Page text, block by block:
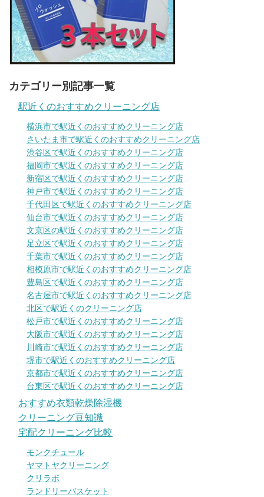
カテゴリー別記事一覧
駅近くのおすすめクリーニング店
横浜市で駅近くのおすすめクリーニング店
さいたま市で駅近くのおすすめクリーニング店
渋谷区で駅近くのおすすめクリーニング店
福岡市で駅近くのおすすめクリーニング店
新宿区で駅近くのおすすめクリーニング店
神戸市で駅近くのおすすめクリーニング店
千代田区で駅近くのおすすめクリーニング店
仙台市で駅近くのおすすめクリーニング店
文京区の駅近くのおすすめクリーニング店
足立区で駅近くのおすすめクリーニング店
千葉市で駅近くのおすすめクリーニング店
相模原市で駅近くのおすすめクリーニング店
豊島区で駅近くのおすすめクリーニング店
名古屋市で駅近くのおすすめクリーニング店
北区で駅近くのクリーニング店
松戸市で駅近くのおすすめクリーニング店
大阪市で駅近くのおすすめクリーニング店
川崎市で駅近くのおすすめクリーニング店
堺市で駅近くのおすすめクリーニング店
京都市で駅近くのおすすめクリーニング店
台東区で駅近くのおすすめクリーニング店
おすすめ衣類乾燥除湿機
クリーニング豆知識
宅配クリーニング比較
モンクチュール
ヤマトヤクリーニング
クリラボ
ランドリーバスケット